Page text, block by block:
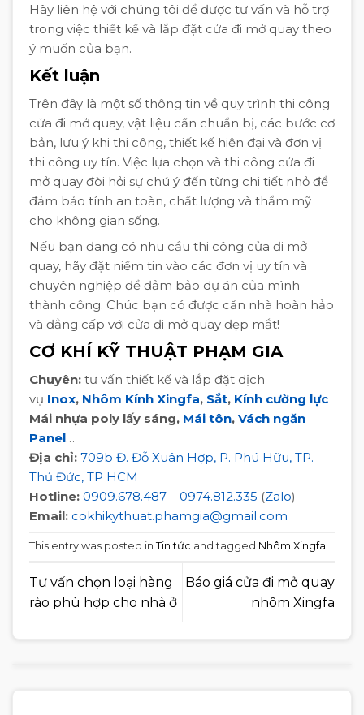
Hãy liên hệ với chúng tôi để được tư vấn và hỗ trợ
trong việc thiết kế và lắp đặt cửa đi mở quay theo
ý muốn của bạn.
Kết luận
Trên đây là một số thông tin về quy trình thi công
cửa đi mở quay, vật liệu cần chuẩn bị, các bước cơ
bản, lưu ý khi thi công, thiết kế hiện đại và đơn vị
thi công uy tín. Việc lựa chọn và thi công cửa đi
mở quay đòi hỏi sự chú ý đến từng chi tiết nhỏ để
đảm bảo tính an toàn, chất lượng và thẩm mỹ
cho không gian sống.
Nếu bạn đang có nhu cầu thi công cửa đi mở
quay, hãy đặt niềm tin vào các đơn vị uy tín và
chuyên nghiệp để đảm bảo dự án của mình
thành công. Chúc bạn có được căn nhà hoàn hảo
và đẳng cấp với cửa đi mở quay đẹp mắt!
CƠ KHÍ KỸ THUẬT PHẠM GIA
Chuyên: tư vấn thiết kế và lắp đặt dịch
vụ Inox, Nhôm Kính Xingfa, Sắt, Kính cường lực
Mái nhựa poly lấy sáng, Mái tôn, Vách ngăn
Panel…
Địa chỉ: 709b Đ. Đỗ Xuân Hợp, P. Phú Hữu, TP.
Thủ Đức, TP HCM
Hotline: 0909.678.487 – 0974.812.335 (Zalo)
Email: cokhikythuat.phamgia@gmail.com
This entry was posted in Tin tức and tagged Nhôm Xingfa
Tư vấn chọn loại hàng
rào phù hợp cho nhà ở
Báo giá cửa đi mở quay
nhôm Xingfa